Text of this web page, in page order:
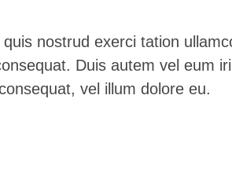
nostrud exerci tation
Duis autem vel eum
vel illum dolore eu.